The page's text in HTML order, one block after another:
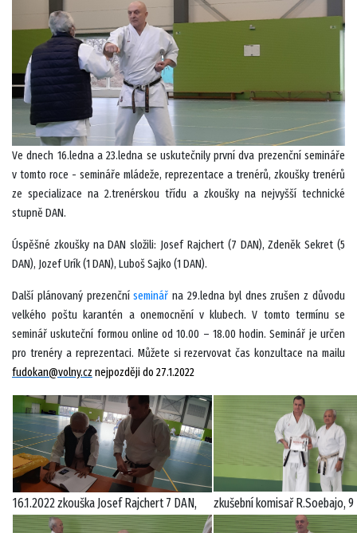
Ve dnech 16.ledna a 23.ledna se uskutečnily první dva prezenční semináře
v tomto roce - semináře mládeže, reprezentace a trenérů, zkoušky trenérů
ze specializace na 2.trenérskou třídu a zkoušky na nejvyšší technické
stupně DAN.
Úspěšné zkoušky na DAN složili: Josef Rajchert (7 DAN), Zdeněk Sekret (5
DAN), Jozef Urík (1 DAN), Luboš Sajko (1 DAN).
Další plánovaný prezenčníseminářna 29.ledna byl dnes zrušen z důvodu
velkého poštu karantén a onemocnění v klubech. V tomto termínu se
seminář uskuteční formou online od 10.00 – 18.00 hodin. Seminář je určen
pro trenéry a reprezentaci. Můžete si rezervovat čas konzultace na mailu
fudokan@volny.cz nejpozději do 27.1.2022
16.1.2022 zkouška Josef Rajchert 7 DAN, zkušební komisař R.Soebajo, 9